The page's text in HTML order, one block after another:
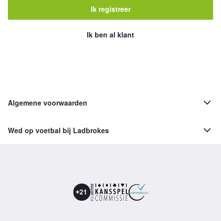
Ik registreer
Ik ben al klant
Algemene voorwaarden
Wed op voetbal bij Ladbrokes